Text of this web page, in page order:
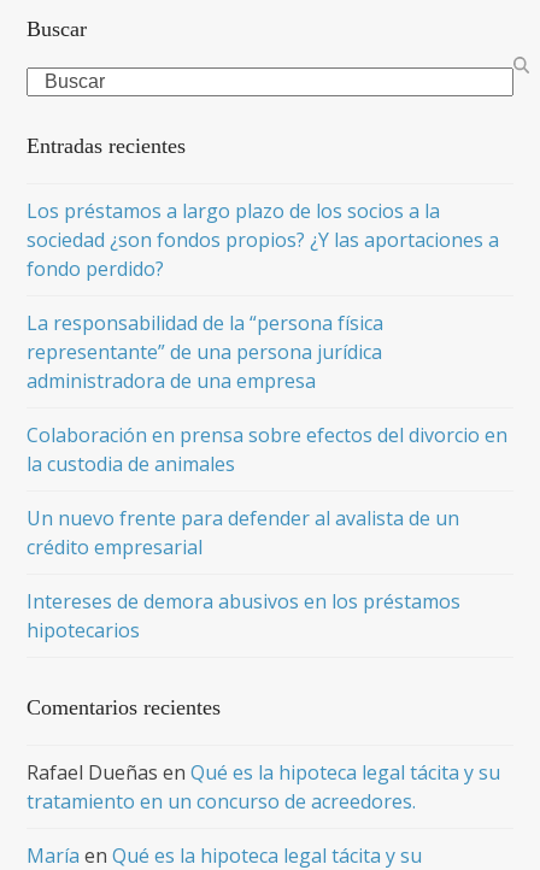
Buscar
Search
Entradas recientes
Los préstamos a largo plazo de los socios a la
sociedad ¿son fondos propios? ¿Y las aportaciones a
fondo perdido?
La responsabilidad de la “persona física
representante” de una persona jurídica
administradora de una empresa
Colaboración en prensa sobre efectos del divorcio en
la custodia de animales
Un nuevo frente para defender al avalista de un
crédito empresarial
Intereses de demora abusivos en los préstamos
hipotecarios
Comentarios recientes
Rafael Dueñas enQué es la hipoteca legal tácita y su
tratamiento en un concurso de acreedores.
María enQué es la hipoteca legal tácita y su